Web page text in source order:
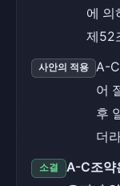
에 의
제52
사안의 적용
A-
어
후
더
소결
A-C조약